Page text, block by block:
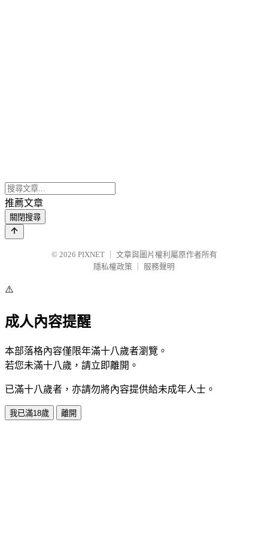
推薦文章
關閉搜尋
© 2026 PIXNET
文章與圖片權利屬原作者所有
隱私權政策
服務聲明
⚠️
成人內容提醒
本部落格內容僅限年滿十八歲者瀏覽。
若您未滿十八歲，請立即離開。
已滿十八歲者，亦請勿將內容提供給未成年人士。
我已滿18歲 離開